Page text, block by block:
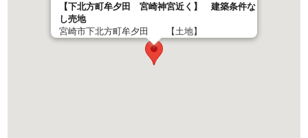
【下北方町牟夕田 宮崎神宮近く】 建築条件な
し売地
宮崎市下北方町牟夕田 【土地】